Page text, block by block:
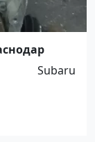
Subaru